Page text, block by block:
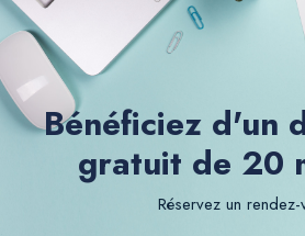
Bénéficiez d'un
gratuit de 20
Réservez un rendez-